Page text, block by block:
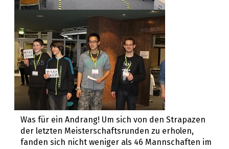
Was für ein Andrang! Um sich von den Strapazen
der letzten Meisterschaftsrunden zu erholen,
fanden sich nicht weniger als 46 Mannschaften im